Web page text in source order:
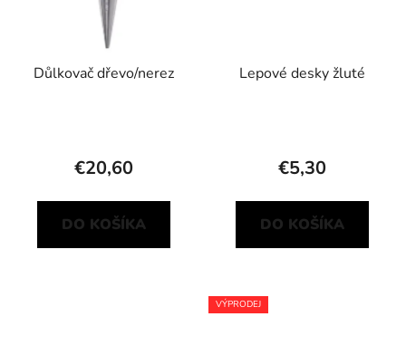
Důlkovač dřevo/nerez
€20,60
DO KOŠÍKA
Lepové desky žluté
€5,30
DO KOŠÍKA
VÝPRODEJ